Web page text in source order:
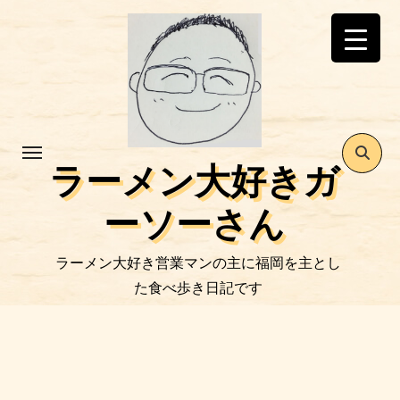
ラーメン大好きガ
ーソーさん
ラーメン大好き営業マンの主に福岡を主とし
た食べ歩き日記です